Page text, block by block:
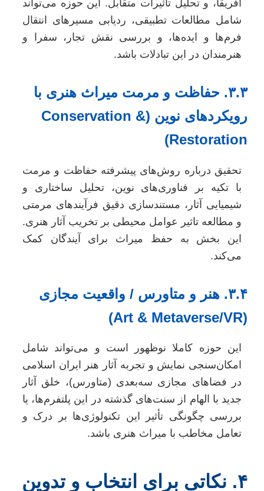
آفریقا، و تحلیل تاثیرات متقابل. این حوزه می‌تواند
شامل مطالعات تطبیقی، ردیابی مسیرهای انتقال
فرم‌ها و ایده‌ها، و بررسی نقش تجار، سفرا و
هنرمندان در این تبادلات باشد.
۳.۳. حفاظت و مرمت میراث هنری با
رویکردهای نوین (Conservation &
تحقیق درباره روش‌های پیشرفته حفاظت و مرمت
با تکیه بر فناوری‌های نوین، تحلیل ساختاری و
شیمیایی آثار، مستندسازی دقیق فرآیندهای مرمتی
و مطالعه تاثیر عوامل محیطی بر تخریب آثار هنری.
این بخش به حفظ میراث برای آیندگان کمک
می‌کند.
۳.۴. هنر و متاورس / واقعیت مجازی
این حوزه کاملا نوظهور است و می‌تواند شامل
امکان‌سنجی نمایش و تجربه آثار هنر ایران اسلامی
در فضاهای مجازی سه‌بعدی (متاورس)، خلق آثار
جدید با الهام از سنت‌های گذشته در این پلتفرم‌ها، یا
بررسی چگونگی تأثیر این تکنولوژی‌ها بر درک و
تعامل مخاطب با میراث هنری باشد.
۴. نکاتی برای انتخاب و تدوین